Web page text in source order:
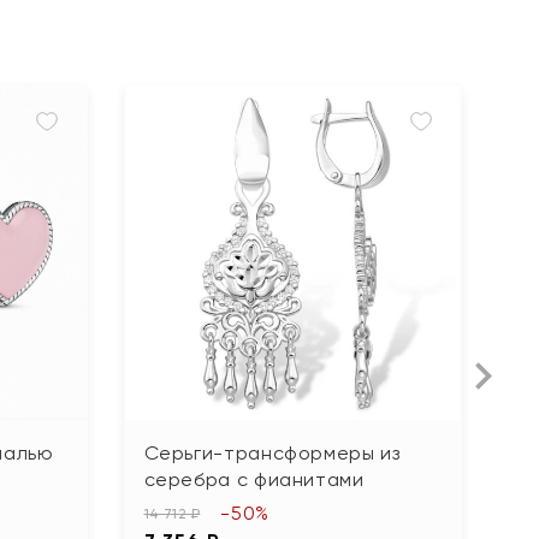
Серьги-трансформеры из
серебра с фианитами
14 712 ₽ -50%